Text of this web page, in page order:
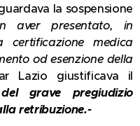
la sospensione
aver presentato, in
medica
od esenzione della
Lazio giustificava il
grave pregiudizio
retribuzione.-